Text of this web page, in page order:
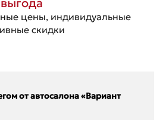
цены, индивидуальные
скидки
от автосалона «Вариант